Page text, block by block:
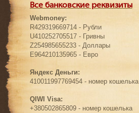
Все банковские реквизиты
Webmoney:
R429319669714 - Рубли
U410252705517 - Гривны
Z254985655233 - Доллары
E964210135965 - Евро
Яндекс Деньги:
410011997769454 - номер кошелька
QIWI Visa:
+380502865809 - номер кошелька